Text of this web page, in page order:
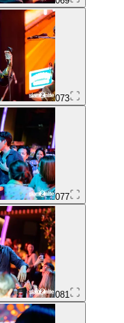
073
077
081